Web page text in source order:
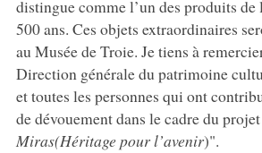
distingue comme l’un des produits
500 ans. Ces objets extraordinaires
au Musée de Troie. Je tiens à
Direction générale du patrimoine
et toutes les personnes qui ont
de dévouement dans le cadre du projet
Miras(Héritage pour l’avenir)".